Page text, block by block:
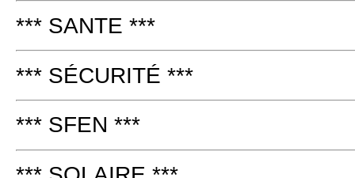
*** SANTE ***
*** SÉCURITÉ ***
*** SFEN ***